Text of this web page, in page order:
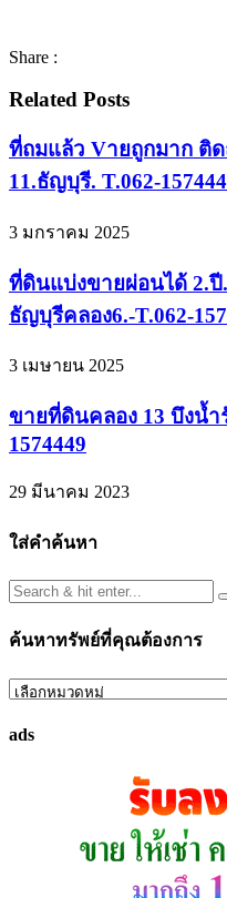
Share :
Related Posts
ที่ถมแล้ว Vายถูกมาก ติ
11.ธัญบุรี. T.062-
3 มกราคม 2025
ที่ดินแบ่งขายผ่อนได้ 2.
ธัญบุรีคลอง6.-T.062-
3 เมษายน 2025
ขายที่ดินคลอง 13 บึงน้
1574449
29 มีนาคม 2023
ใส่คำค้นหา
ค้นหาทรัพย์ที่คุณต้องการ
ค้นหา
ที่
ads